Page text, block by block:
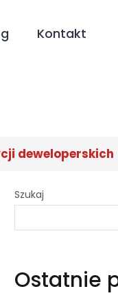
Kontakt
deweloperskich
Szukaj
Ostatnie